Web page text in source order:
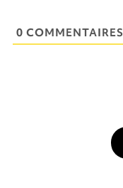
0 COMMENTAIRES